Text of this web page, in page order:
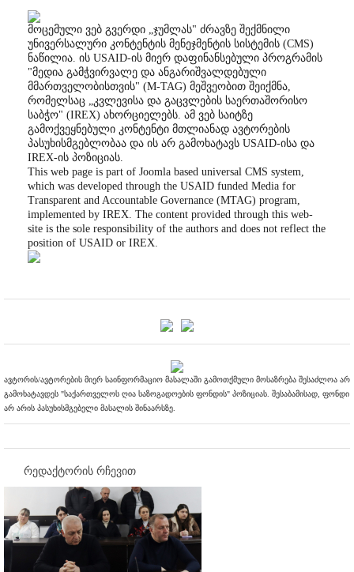
მოცემული ვებ გვერდი „ჯუმლას" ძრავზე შექმნილი
უნივერსალური კონტენტის მენეჯმენტის სისტემის (CMS)
ნაწილია. ის USAID-ის მიერ დაფინანსებული პროგრამის
"მედია გამჭვირვალე და ანგარიშვალდებული
მმართველობისთვის" (M-TAG) მეშვეობით შეიქმნა,
რომელსაც „კვლევისა და გაცვლების საერთაშორისო
საბჭო" (IREX) ახორციელებს. ამ ვებ საიტზე
გამოქვეყნებული კონტენტი მთლიანად ავტორების
პასუხისმგებლობაა და ის არ გამოხატავს USAID-ისა და
IREX-ის პოზიციას.
This web page is part of Joomla based universal CMS system,
which was developed through the USAID funded Media for
Transparent and Accountable Governance (MTAG) program,
implemented by IREX. The content provided through this web-
site is the sole responsibility of the authors and does not reflect the
position of USAID or IREX.
ავტორის/ავტორების მიერ საინფორმაციო მასალაში გამოთქმული მოსაზრება შესაძლოა არ
გამოხატავდეს "საქართველოს ღია საზოგადოების ფონდის" პოზიციას. შესაბამისად, ფონდი
არ არის პასუხისმგებელი მასალის შინაარსზე.
რედაქტორის რჩევით